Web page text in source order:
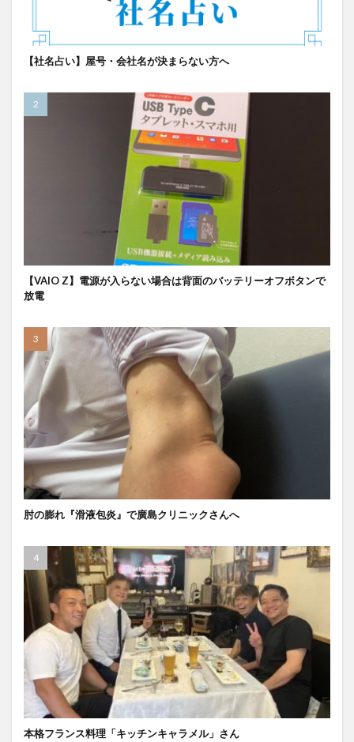
【社名占い】屋号・会社名が決まらない方へ
【VAIO Z】電源が入らない場合は背面のバッテリーオフボタンで
放電
肘の膨れ『滑液包炎』で廣島クリニックさんへ
本格フランス料理「キッチンキャラメル」さん